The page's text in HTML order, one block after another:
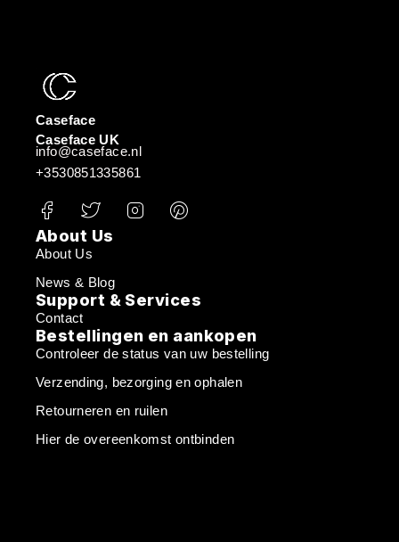
Caseface
Caseface UK
info@caseface.nl
+3530851335861
About Us
About Us
News & Blog
Support & Services
Contact
Bestellingen en aankopen
Controleer de status van uw bestelling
Verzending, bezorging en ophalen
Retourneren en ruilen
Hier de overeenkomst ontbinden